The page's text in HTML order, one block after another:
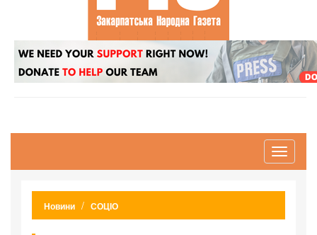
Toggle
Новини СОЦІО